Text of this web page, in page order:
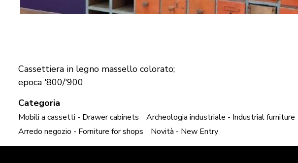
Cassettiera in legno massello colorato;
epoca '800/'900
Categoria
Mobili a cassetti - Drawer cabinets
Archeologia industriale - Industrial furniture
Arredo negozio - Forniture for shops
Novità - New Entry